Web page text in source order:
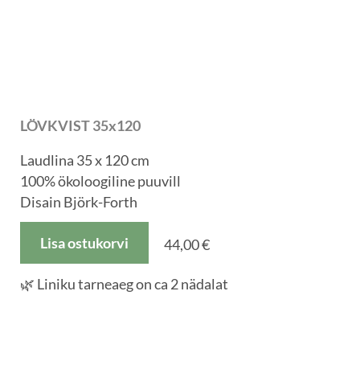
LÖVKVIST 35x120
Laudlina 35 x 120 cm
100% ökoloogiline puuvill
Disain Björk-Forth
Lisa ostukorvi 44,00 €
🌿 Liniku tarneaeg on ca 2 nädalat